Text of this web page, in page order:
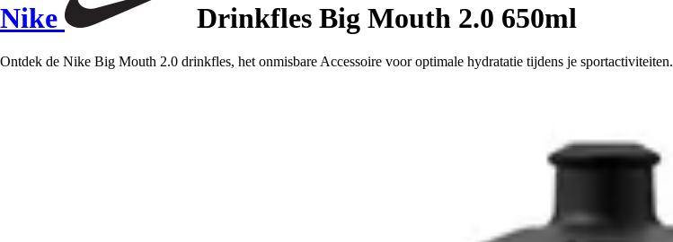
Nike Drinkfles Big Mouth 2.0 650ml
Ontdek de Nike Big Mouth 2.0 drinkfles, het onmisbare Accessoire voor optimale hydratatie tijdens je sportactiviteiten.